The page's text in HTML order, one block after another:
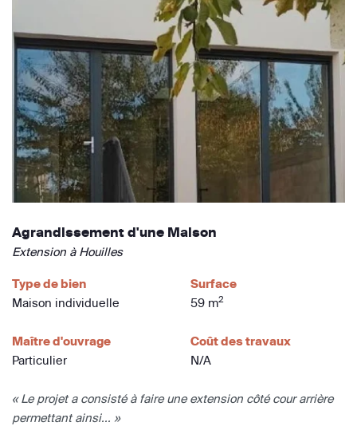
Agrandissement d'une Maison
Extension à Houilles
Type de bien
Maison individuelle
Surface
59 m2
Maître d'ouvrage
Particulier
Coût des travaux
N/A
« Le projet a consisté à faire une extension côté cour arrière
permettant ainsi... »